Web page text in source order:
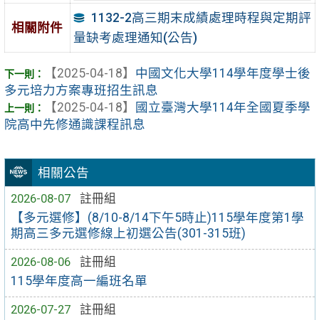
相關公告
2026-08-07
註冊組
【多元選修】(8/10-8/14下午5時止)115學年度第1學
期高三多元選修線上初選公告(301-315班)
2026-08-06
註冊組
115學年度高一編班名單
2026-07-27
註冊組
相關附件
1132-2高三期末成績處理時程與定期評
量缺考處理通知(公告)
【2025-04-18】 中國文化大學114學年度學士後
多元培力方案專班招生訊息
【2025-04-18】
國立臺灣大學114年全國夏季學
院高中先修通識課程訊息